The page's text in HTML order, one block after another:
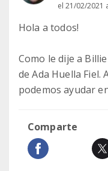
el 21/02/2021
Hola a todos!
Como le dije a
de Ada Huella Fiel.
podemos ayudar
Comparte